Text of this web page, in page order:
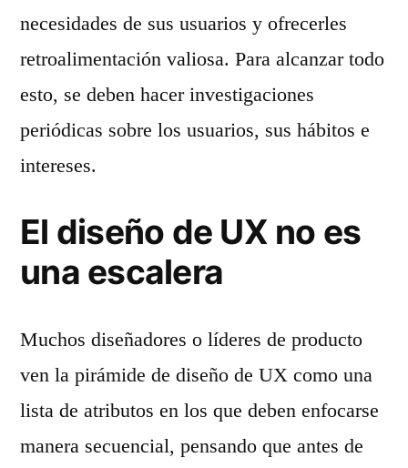
necesidades de sus usuarios y ofrecerles
retroalimentación valiosa. Para alcanzar todo
esto, se deben hacer investigaciones
periódicas sobre los usuarios, sus hábitos e
intereses.
El diseño de UX no es
una escalera
Muchos diseñadores o líderes de producto
ven la pirámide de diseño de UX como una
lista de atributos en los que deben enfocarse
manera secuencial, pensando que antes de